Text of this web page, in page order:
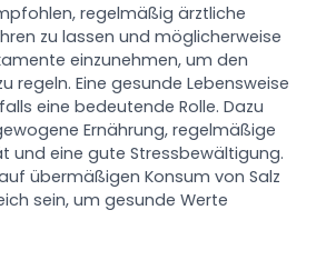
regelmäßig ärztliche
zu lassen und möglicherweise
einzunehmen, um den
regeln. Eine gesunde Lebensweise
eine bedeutende Rolle. Dazu
Ernährung, regelmäßige
und eine gute Stressbewältigung.
übermäßigen Konsum von Salz
sein, um gesunde Werte